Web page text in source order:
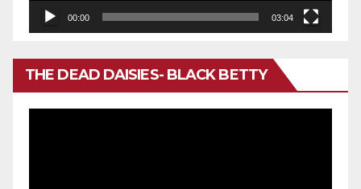
00:00 03:04
THE DEAD DAISIES- BLACK BETTY